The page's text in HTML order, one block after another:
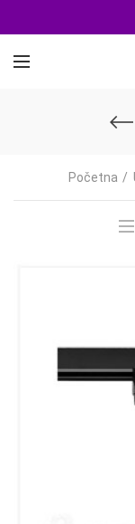
Početna